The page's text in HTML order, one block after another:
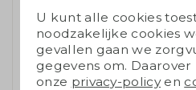
U kunt alle cookies
noodzakelijke cookies
gevallen gaan we
gegevens om.
onze privacy-policyen